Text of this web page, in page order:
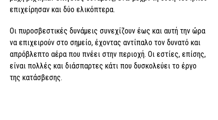
επιχείρησαν και δύο ελικόπτερα.
Οι πυροσβεστικές δυνάμεις συνεχίζουν έως και αυτή την ώρα
να επιχειρούν στο σημείο, έχοντας αντίπαλο τον δυνατό και
απρόβλεπτο αέρα που πνέει στην περιοχή. Οι εστίες, επίσης,
είναι πολλές και διάσπαρτες κάτι που δυσκολεύει το έργο
της κατάσβεσης.